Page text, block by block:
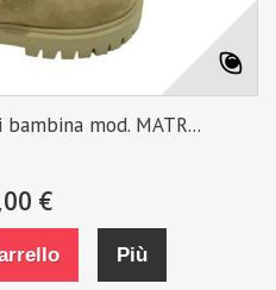
mod. MATR...
€
Più